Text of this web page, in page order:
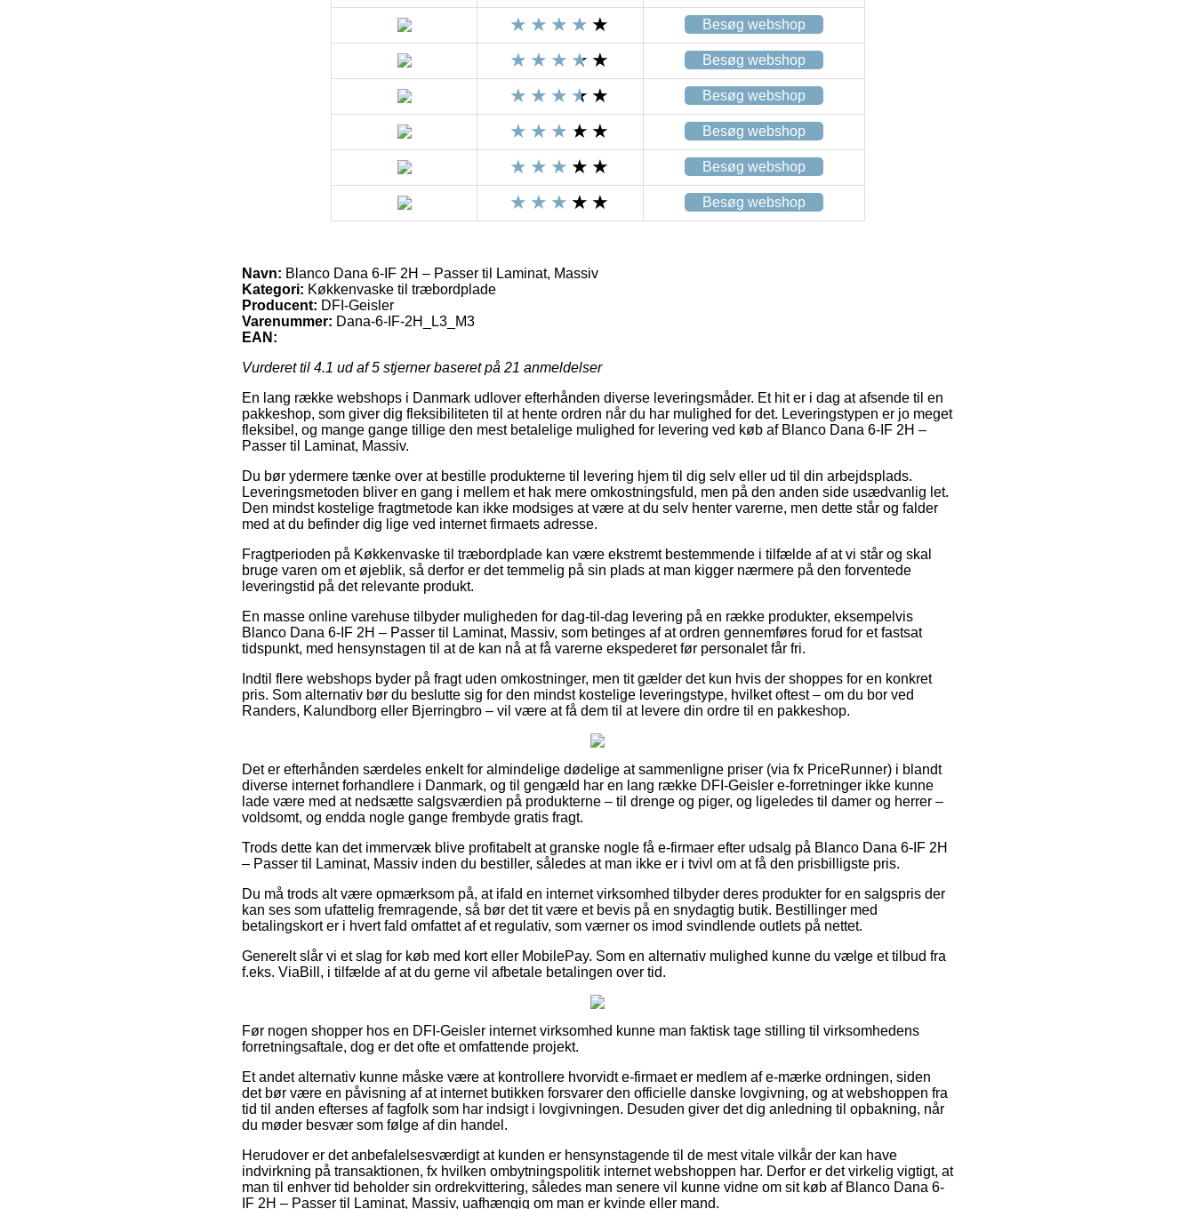
Besøg webshop
Besøg webshop
Besøg webshop
Besøg webshop
Besøg webshop
Besøg webshop
Navn: Blanco Dana 6-IF 2H – Passer til Laminat, Massiv
Kategori: Køkkenvaske til træbordplade
Producent: DFI-Geisler
Varenummer: Dana-6-IF-2H_L3_M3
EAN:
Vurderet til 4.1 ud af 5 stjerner baseret på 21 anmeldelser
En lang række webshops i Danmark udlover efterhånden diverse leveringsmåder. Et hit er i dag at afsende til en
pakkeshop, som giver dig fleksibiliteten til at hente ordren når du har mulighed for det. Leveringstypen er jo meget
fleksibel, og mange gange tillige den mest betalelige mulighed for levering ved køb af Blanco Dana 6-IF 2H –
Passer til Laminat, Massiv.
Du bør ydermere tænke over at bestille produkterne til levering hjem til dig selv eller ud til din arbejdsplads.
Leveringsmetoden bliver en gang i mellem et hak mere omkostningsfuld, men på den anden side usædvanlig let.
Den mindst kostelige fragtmetode kan ikke modsiges at være at du selv henter varerne, men dette står og falder
med at du befinder dig lige ved internet firmaets adresse.
Fragtperioden på Køkkenvaske til træbordplade kan være ekstremt bestemmende i tilfælde af at vi står og skal
bruge varen om et øjeblik, så derfor er det temmelig på sin plads at man kigger nærmere på den forventede
leveringstid på det relevante produkt.
En masse online varehuse tilbyder muligheden for dag-til-dag levering på en række produkter, eksempelvis
Blanco Dana 6-IF 2H – Passer til Laminat, Massiv, som betinges af at ordren gennemføres forud for et fastsat
tidspunkt, med hensynstagen til at de kan nå at få varerne ekspederet før personalet får fri.
Indtil flere webshops byder på fragt uden omkostninger, men tit gælder det kun hvis der shoppes for en konkret
pris. Som alternativ bør du beslutte sig for den mindst kostelige leveringstype, hvilket oftest – om du bor ved
Randers, Kalundborg eller Bjerringbro – vil være at få dem til at levere din ordre til en pakkeshop.
Det er efterhånden særdeles enkelt for almindelige dødelige at sammenligne priser (via fx PriceRunner) i blandt
diverse internet forhandlere i Danmark, og til gengæld har en lang række DFI-Geisler e-forretninger ikke kunne
lade være med at nedsætte salgsværdien på produkterne – til drenge og piger, og ligeledes til damer og herrer –
voldsomt, og endda nogle gange frembyde gratis fragt.
Trods dette kan det immervæk blive profitabelt at granske nogle få e-firmaer efter udsalg på Blanco Dana 6-IF 2H
– Passer til Laminat, Massiv inden du bestiller, således at man ikke er i tvivl om at få den prisbilligste pris.
Du må trods alt være opmærksom på, at ifald en internet virksomhed tilbyder deres produkter for en salgspris der
kan ses som ufattelig fremragende, så bør det tit være et bevis på en snydagtig butik. Bestillinger med
betalingskort er i hvert fald omfattet af et regulativ, som værner os imod svindlende outlets på nettet.
Generelt slår vi et slag for køb med kort eller MobilePay. Som en alternativ mulighed kunne du vælge et tilbud fra
f.eks. ViaBill, i tilfælde af at du gerne vil afbetale betalingen over tid.
Før nogen shopper hos en DFI-Geisler internet virksomhed kunne man faktisk tage stilling til virksomhedens
forretningsaftale, dog er det ofte et omfattende projekt.
Et andet alternativ kunne måske være at kontrollere hvorvidt e-firmaet er medlem af e-mærke ordningen, siden
det bør være en påvisning af at internet butikken forsvarer den officielle danske lovgivning, og at webshoppen fra
tid til anden efterses af fagfolk som har indsigt i lovgivningen. Desuden giver det dig anledning til opbakning, når
du møder besvær som følge af din handel.
Herudover er det anbefalelsesværdigt at kunden er hensynstagende til de mest vitale vilkår der kan have
indvirkning på transaktionen, fx hvilken ombytningspolitik internet webshoppen har. Derfor er det virkelig vigtigt, at
man til enhver tid beholder sin ordrekvittering, således man senere vil kunne vidne om sit køb af Blanco Dana 6-
IF 2H – Passer til Laminat, Massiv, uafhængig om man er kvinde eller mand.